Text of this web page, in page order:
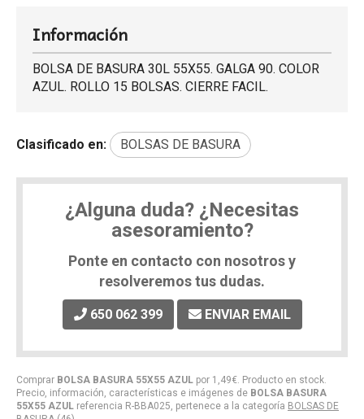
Comprar BOLSA BASURA 55X55 AZUL por 1,49€. Producto en stock.
Precio, información, características e imágenes de BOLSA BASURA
55X55 AZUL referencia R-BBA025, pertenece a la categoría BOLSAS DE
Información
BOLSA DE BASURA 30L 55X55. GALGA 90. COLOR
AZUL. ROLLO 15 BOLSAS. CIERRE FACIL.
Clasificado en: BOLSAS DE BASURA
¿Alguna duda? ¿Necesitas
asesoramiento?
Ponte en contacto con nosotros y
resolveremos tus dudas.
650 062 399 ENVIAR EMAIL